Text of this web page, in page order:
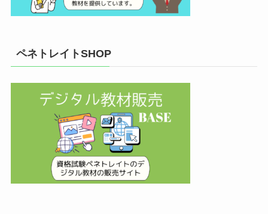
ペネトレイトSHOP